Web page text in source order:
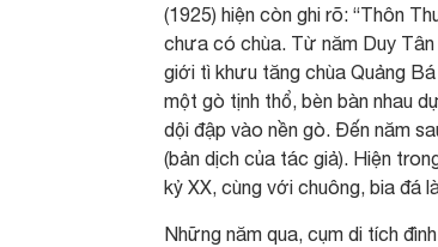
(1925) hiện còn ghi rõ: “Thôn
chưa có chùa. Từ năm Duy
giới tì khưu tăng chùa Quảng
một gò tịnh thổ, bèn bàn nhau
dội đập vào nền gò. Đến năm
(bản dịch của tác giả). Hiện
kỷ XX, cùng với chuông, bia đá
Những năm qua, cụm di tích